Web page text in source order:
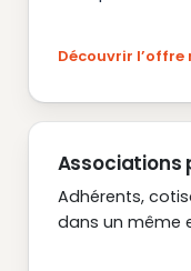
Découvrir l’offre
Associations
Adhérents,
dans un même